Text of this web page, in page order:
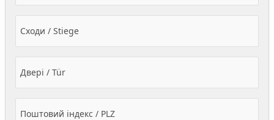
Сходи / Stiege
Двері / Tür
Поштовий індекс / PLZ